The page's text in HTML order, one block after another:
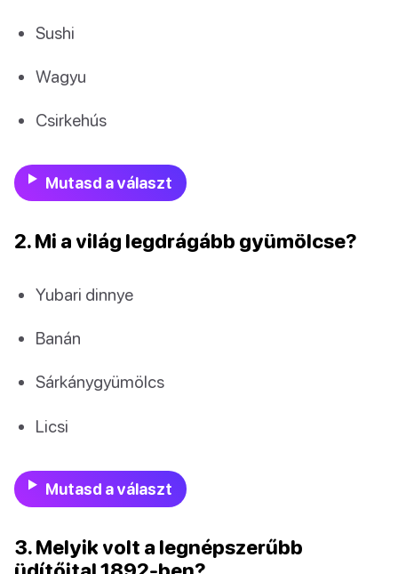
Sushi
Wagyu
Csirkehús
Mutasd a választ
2. Mi a világ legdrágább gyümölcse?
Yubari dinnye
Banán
Sárkánygyümölcs
Licsi
Mutasd a választ
3. Melyik volt a legnépszerűbb